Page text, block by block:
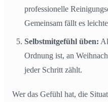
professionelle
Gemeinsam fällt es
Selbstmitgefühl üben:
Ordnung ist, an
jeder Schritt zählt.
Wer das Gefühl hat, die